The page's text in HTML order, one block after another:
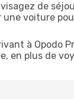
de
voiture
à Opodo
en plus de